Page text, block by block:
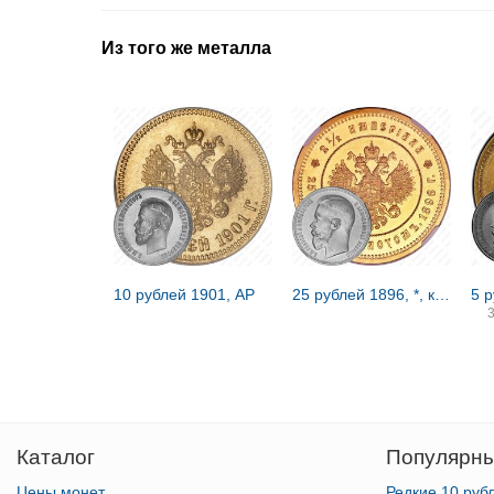
Из того же металла
10 рублей 1901, АР 5
Каталог